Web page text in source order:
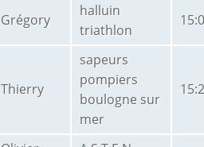
Grégory
halluin
triathlon
Thierry
sapeurs
pompiers
boulogne sur
mer